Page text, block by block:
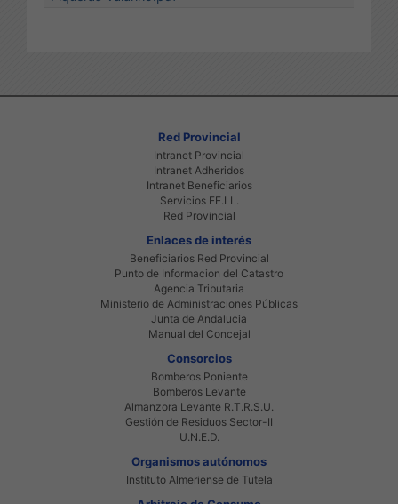
Red Provincial
Intranet Provincial
Intranet Adheridos
Intranet Beneficiarios
Servicios EE.LL.
Red Provincial
Enlaces de interés
Beneficiarios Red Provincial
Punto de Informacion del Catastro
Agencia Tributaria
Ministerio de Administraciones Públicas
Junta de Andalucia
Manual del Concejal
Consorcios
Bomberos Poniente
Bomberos Levante
Almanzora Levante R.T.R.S.U.
Gestión de Residuos Sector-II
U.N.E.D.
Organismos autónomos
Instituto Almeriense de Tutela